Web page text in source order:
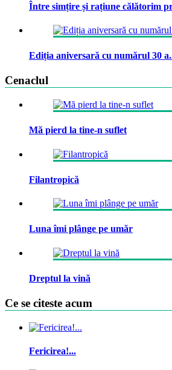
Între simțire și rațiune călătorim
Ediția aniversară cu numărul 30
Cenaclul
Mă pierd la tine-n suflet
Filantropică
Luna îmi plânge pe umăr
Dreptul la vină
Ce se citeste acum
Fericirea!...